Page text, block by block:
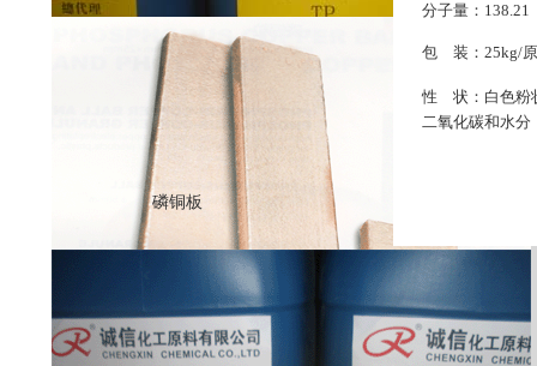
磷铜板
分子量：138.21
包 装：25kg/原
性 状：白色粉
二氧化碳和水分